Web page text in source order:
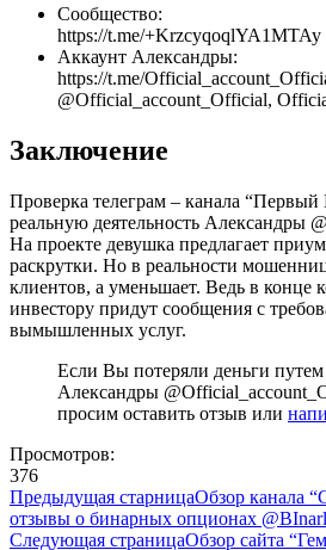
Сообщество:
https://t.me/+KrzcyqoqlYA1MTAy
Аккаунт Александры:
https://t.me/
@Official_account_Official,
Заключение
Проверка телеграм – канала
реальную деятельность Александры
На проекте девушка предлагает
раскрутки. Но в реальности
клиентов, а уменьшает. Ведь в конце
инвестору придут сообщения с
вымышленных услуг.
Если Вы потеряли деньги
Александры
просим оставить отзыв или
Просмотров:
376
Предыдущая старницаОбзор канала
отзывы о бинарных опционах
Следующая страницаОбзор сайта